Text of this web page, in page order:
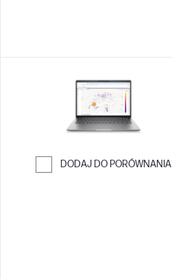
DODAJ DO PORÓWNANIA